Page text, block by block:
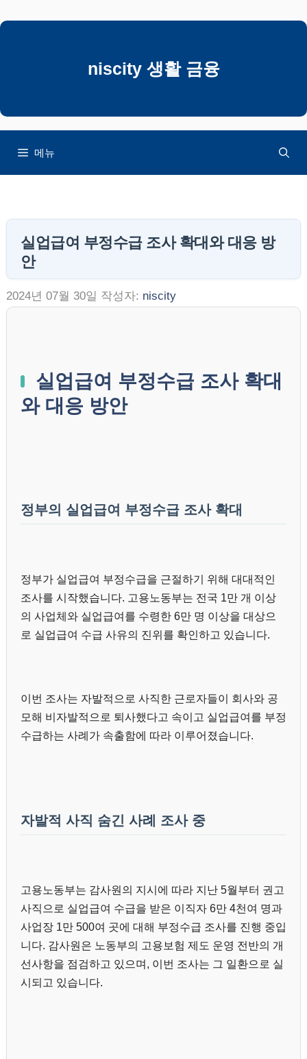
텐
뛰
niscity 생활 금융
메뉴
실업급여 부정수급 조사 확대와 대응 방
안
2024년 07월 30일 작성자: niscity
실업급여 부정수급 조사 확대
와 대응 방안
정부의 실업급여 부정수급 조사 확대
정부가 실업급여 부정수급을 근절하기 위해 대대적인
조사를 시작했습니다. 고용노동부는 전국 1만 개 이상
의 사업체와 실업급여를 수령한 6만 명 이상을 대상으
로 실업급여 수급 사유의 진위를 확인하고 있습니다.
이번 조사는 자발적으로 사직한 근로자들이 회사와 공
모해 비자발적으로 퇴사했다고 속이고 실업급여를 부정
수급하는 사례가 속출함에 따라 이루어졌습니다.
자발적 사직 숨긴 사례 조사 중
고용노동부는 감사원의 지시에 따라 지난 5월부터 권고
사직으로 실업급여 수급을 받은 이직자 6만 4천여 명과
사업장 1만 500여 곳에 대해 부정수급 조사를 진행 중입
니다. 감사원은 노동부의 고용보험 제도 운영 전반의 개
선사항을 점검하고 있으며, 이번 조사는 그 일환으로 실
시되고 있습니다.